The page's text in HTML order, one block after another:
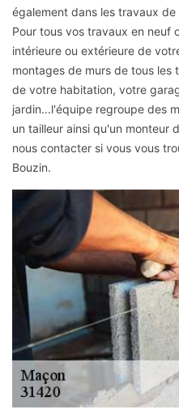
également dans les travaux
Pour tous vos travaux en neuf
intérieure ou extérieure de
montages de murs de tous
de votre habitation, votre
jardin...l'équipe regroupe des
un tailleur ainsi qu'un monteur
nous contacter si vous vous
Bouzin.